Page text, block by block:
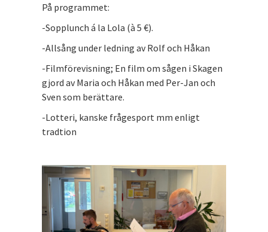
På programmet:
-Sopplunch á la Lola (à 5 €).
-Allsång under ledning av Rolf och Håkan
-Filmförevisning; En film om sågen i Skagen
gjord av Maria och Håkan med Per-Jan och
Sven som berättare.
-Lotteri, kanske frågesport mm enligt
tradtion